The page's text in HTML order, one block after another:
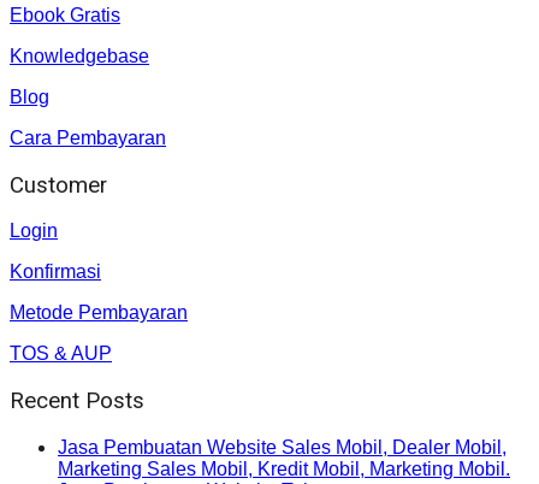
Ebook Gratis
Knowledgebase
Blog
Cara Pembayaran
Customer
Login
Konfirmasi
Metode Pembayaran
TOS & AUP
Recent Posts
Jasa Pembuatan Website Sales Mobil, Dealer Mobil,
Marketing Sales Mobil, Kredit Mobil, Marketing Mobil.